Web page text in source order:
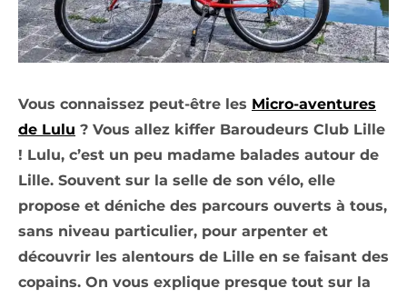
Vous connaissez peut-être les Micro-aventures
de Lulu ? Vous allez kiffer Baroudeurs Club Lille
! Lulu, c’est un peu madame balades autour de
Lille. Souvent sur la selle de son vélo, elle
propose et déniche des parcours ouverts à tous,
sans niveau particulier, pour arpenter et
découvrir les alentours de Lille en se faisant des
copains. On vous explique presque tout sur la